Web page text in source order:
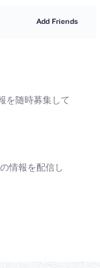
Add Friends
を随時募集して
情報を配信し